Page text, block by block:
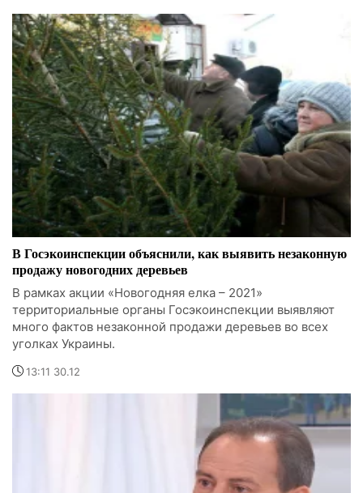
В Госэкоинспекции объяснили, как выявить незаконную
продажу новогодних деревьев
В рамках акции «Новогодняя елка – 2021»
территориальные органы Госэкоинспекции выявляют
много фактов незаконной продажи деревьев во всех
уголках Украины.
13:11 30.12